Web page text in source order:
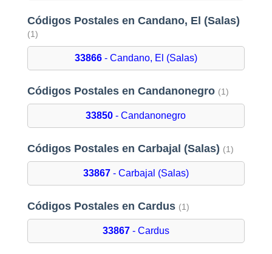
Códigos Postales en Candano, El (Salas)
(1)
33866- Candano, El (Salas)
Códigos Postales en Candanonegro (1)
33850 - Candanonegro
Códigos Postales en Carbajal (Salas) (1)
33867- Carbajal (Salas)
Códigos Postales en Cardus (1)
33867- Cardus